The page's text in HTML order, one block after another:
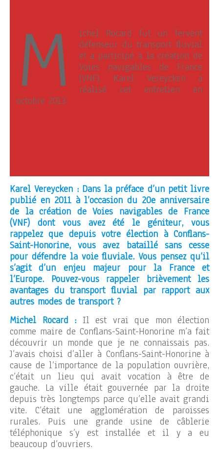
M
ichel Rocard fut un fervent
défenseur du transport fluvial
et a participé à la création de
Voies navigables de France
(VNF). Karel Vereycken a
réalisé cet entretien en
octobre 2013.
Karel Vereycken : Dans la préface d’un petit livre
publié en 2011 à l’occasion du 20e anniversaire
de la création de Voies navigables de France
(VNF) dont vous avez été le géniteur, vous
rappelez que depuis votre élection à Conflans-
Saint-Honorine, vous avez bataillé sans cesse
pour défendre la voie fluviale. Vous pensez qu’il
s’agit d’un enjeu majeur pour la France et
l’Europe. Pouvez-vous rappeler brièvement les
avantages du transport fluvial par rapport aux
autres modes de transport ?
Michel Rocard : Il est vrai que mon élection
comme maire de Conflans-Saint-Honorine m’a fait
découvrir un monde que je ne connaissais pas.
J’avais choisi d’aller à Conflans-Saint-Honorine à
cause de l’importance de la population ouvrière,
c’était un lieu qui avait vocation à être de
gauche. La ville était gouvernée par la droite
depuis très longtemps parce qu’elle avait grandi
vite. C’était une agglomération de paroisses
rurales. Puis une grande usine de câblerie
téléphonique s’y est installée et il y a eu
beaucoup d’ouvriers.